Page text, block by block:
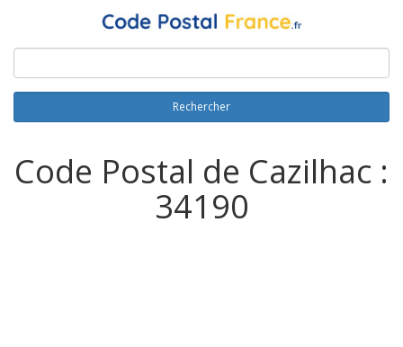
Rechercher
Code Postal de Cazilhac :
34190